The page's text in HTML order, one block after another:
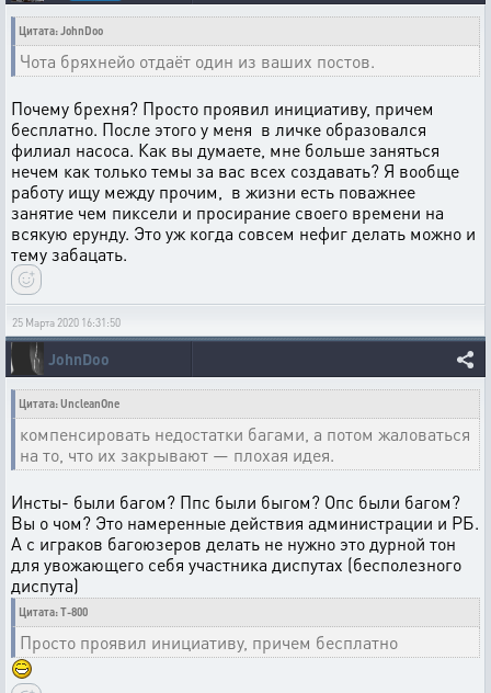
Цитата: JohnDoo
Чота бряхнейо отдаёт один из ваших постов.
Почему брехня? Просто проявил инициативу, причем
бесплатно. После этого у меня в личке образовался
филиал насоса. Как вы думаете, мне больше заняться
нечем как только темы за вас всех создавать? Я вообще
работу ищу между прочим, в жизни есть поважнее
занятие чем пиксели и просирание своего времени на
всякую ерунду. Это уж когда совсем нефиг делать можно и
тему забацать.
25 Марта 2020 16:31:50
JohnDoo
Цитата: UncleanOne
компенсировать недостатки багами, а потом жаловаться
на то, что их закрывают — плохая идея.
Инсты- были багом? Ппс были быгом? Опс были багом?
Вы о чом? Это намеренные действия администрации и РБ.
А с играков багоюзеров делать не нужно это дурной тон
для увожающего себя участника диспутах (бесполезного
диспута)
Цитата: T-800
Просто проявил инициативу, причем бесплатно